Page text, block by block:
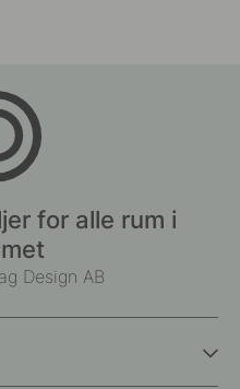
for alle rum i
Design AB